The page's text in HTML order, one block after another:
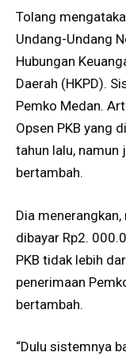
Tolang
Undang-Undang
Hubungan
Daerah (HKPD).
Pemko Medan.
Opsen PKB yang
tahun lalu, namun
bertambah.
Dia
dibayar Rp2.
PKB tidak lebih
penerimaan
bertambah.
“Dulu sistemnya